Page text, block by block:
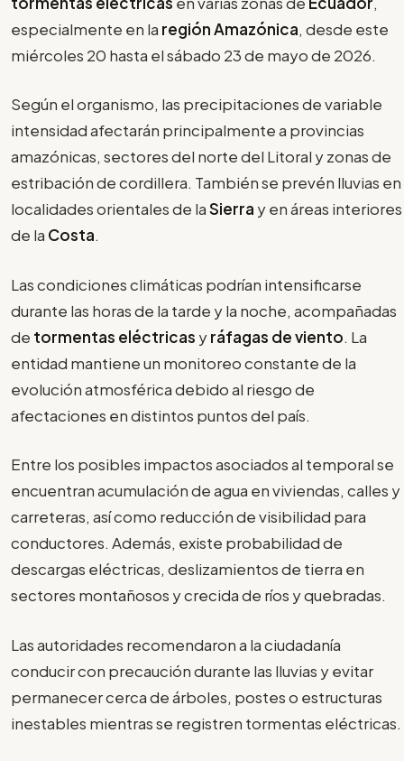
especialmente en la región Amazónica, desde este
miércoles 20 hasta el sábado 23 de mayo de 2026.
Según el organismo, las precipitaciones de variable
intensidad afectarán principalmente a provincias
amazónicas, sectores del norte del Litoral y zonas de
estribación de cordillera. También se prevén lluvias en
localidades orientales de laSierra y en áreas interiores
de la Costa.
Las condiciones climáticas podrían intensificarse
durante las horas de la tarde y la noche, acompañadas
de tormentas eléctricas yráfagas de viento. La
entidad mantiene un monitoreo constante de la
evolución atmosférica debido al riesgo de
afectaciones en distintos puntos del país.
Entre los posibles impactos asociados al temporal se
encuentran acumulación de agua en viviendas, calles y
carreteras, así como reducción de visibilidad para
conductores. Además, existe probabilidad de
descargas eléctricas, deslizamientos de tierra en
sectores montañosos y crecida de ríos y quebradas.
Las autoridades recomendaron a la ciudadanía
conducir con precaución durante las lluvias y evitar
permanecer cerca de árboles, postes o estructuras
inestables mientras se registren tormentas eléctricas.